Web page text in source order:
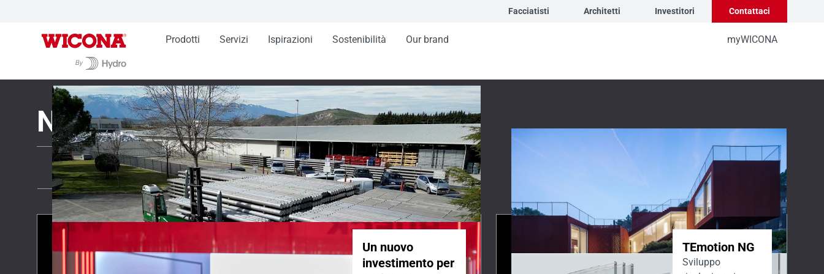
Facciatisti Architetti Investitori Contattaci
Prodotti Servizi Ispirazioni Sostenibilità Our brand myWICONA
Novità WICONA
Tutti i contenuti Novità Tutti i progetti
Un nuovo
investimento per
TEmotion NG
Sviluppo